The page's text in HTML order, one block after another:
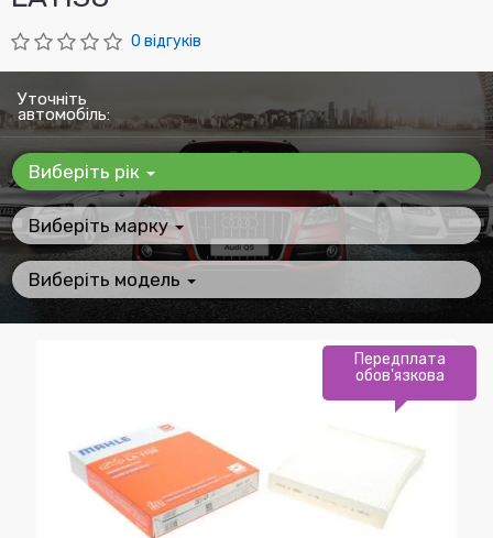
0 відгуків
Уточніть
автомобіль:
Виберіть рік
Виберіть марку
Виберіть модель
Передплата
обов'язкова